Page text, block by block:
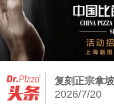
从饼底到堡
量密码
2026/8/5
披萨店如何
复刻正宗拿
2026/7/20